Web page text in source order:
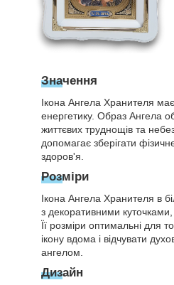
Значення
Ікона Ангела Хранителя
енергетику. Образ Ангела
життєвих труднощів та
допомагає зберігати
здоров'я.
Розміри
Ікона Ангела Хранителя в
з декоративними
Її розміри оптимальні для
ікону вдома і відчувати
ангелом.
Дизайн